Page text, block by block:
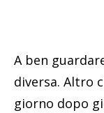
A ben
diversa. Altro
giorno dopo